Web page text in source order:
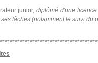
junior, diplômé d'une
tâches (notamment le suivi du